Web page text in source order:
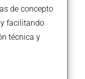
de concepto
facilitando
técnica y